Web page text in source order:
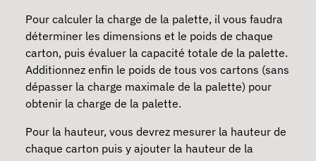
Pour calculer la charge de la palette, il vous faudra
déterminer les dimensions et le poids de chaque
carton, puis évaluer la capacité totale de la palette.
Additionnez enfin le poids de tous vos cartons (sans
dépasser la charge maximale de la palette) pour
obtenir la charge de la palette.
Pour la hauteur, vous devrez mesurer la hauteur de
chaque carton puis y ajouter la hauteur de la